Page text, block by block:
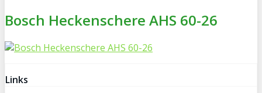
Bosch Heckenschere AHS 60-26
Links